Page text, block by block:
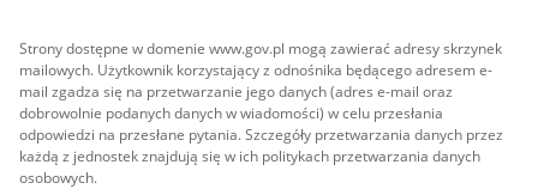
Strony dostępne w domenie www.gov.pl mogą zawierać adresy skrzynek
mailowych. Użytkownik korzystający z odnośnika będącego adresem e-
mail zgadza się na przetwarzanie jego danych (adres e-mail oraz
dobrowolnie podanych danych w wiadomości) w celu przesłania
odpowiedzi na przesłane pytania. Szczegóły przetwarzania danych przez
każdą z jednostek znajdują się w ich politykach przetwarzania danych
osobowych.